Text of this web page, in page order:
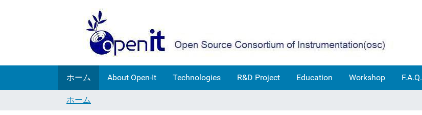
ホーム About Open-It Technologies R&D Project Education Workshop F.A.Q.
ホーム